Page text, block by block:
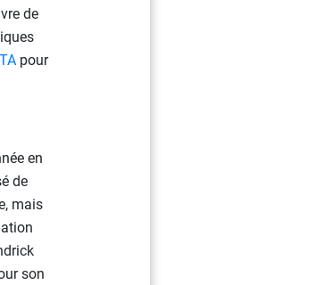
de
pour
en
de
mais
son